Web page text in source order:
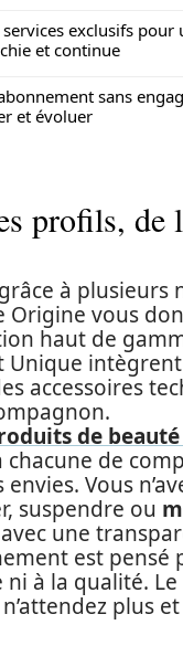
services exclusifs pour
et continue
sans
et évoluer
profils, de
à plusieurs
Origine vous
haut de
accessoires
de
chacune de
Vous
suspendre ou
une
est
à la qualité. Le
plus et